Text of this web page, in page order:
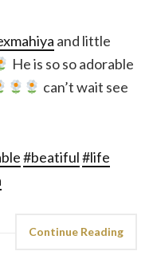
and little
He is so so adorable
can’t wait see
#beatiful#life
Continue Reading